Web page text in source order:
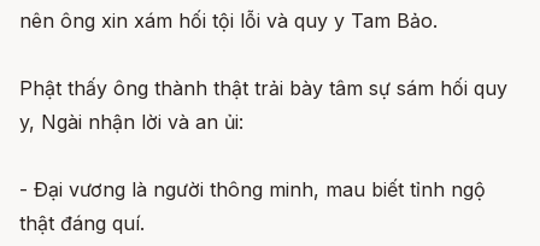
nên ông xin xám hối tội lỗi và quy y Tam Bảo.
Phật thấy ông thành thật trải bày tâm sự sám hối quy
y, Ngài nhận lời và an ủi:
- Ðại vương là người thông minh, mau biết tỉnh ngộ
thật đáng quí.